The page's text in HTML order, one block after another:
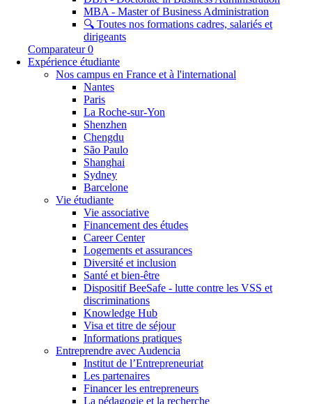
MBA - Master of Business Administration
🔍 Toutes nos formations cadres, salariés et
dirigeants
Comparateur 0
Expérience étudiante
Nos campus en France et à l'international
Nantes
Paris
La Roche-sur-Yon
Shenzhen
Chengdu
São Paulo
Shanghai
Sydney
Barcelone
Vie étudiante
Vie associative
Financement des études
Career Center
Logements et assurances
Diversité et inclusion
Santé et bien-être
Dispositif BeeSafe - lutte contre les VSS et
discriminations
Knowledge Hub
Visa et titre de séjour
Informations pratiques
Entreprendre avec Audencia
Institut de l’Entrepreneuriat
Les partenaires
Financer les entrepreneurs
La pédagogie et la recherche